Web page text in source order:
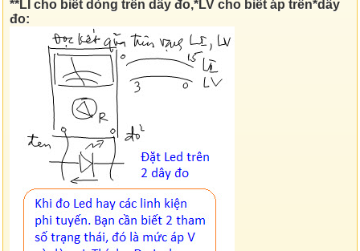
**LI cho biết dòng trên dây đo,*LV cho biết áp trên*dây
đo: